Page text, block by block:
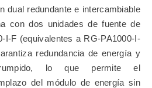
dual redundante e intercambiable
con dos unidades de fuente de
I-F (equivalentes a RG-PA1000-I-
redundancia de energía y
lo que permite el
del módulo de energía sin